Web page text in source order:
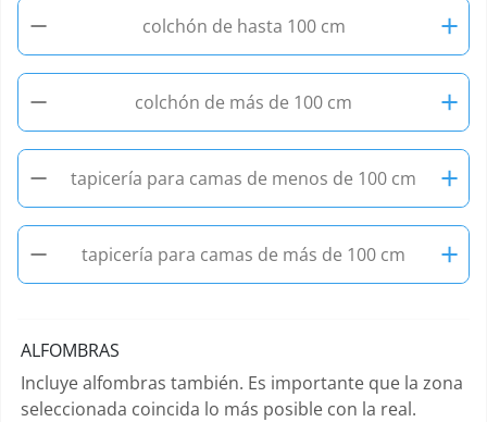
− colchón de hasta 100 cm
+
−
colchón de más de 100 cm
+
−
tapicería para camas de menos de 100 cm
+
−
tapicería para camas de más de 100 cm +
ALFOMBRAS
Incluye alfombras también. Es importante que la zona
seleccionada coincida lo más posible con la real.